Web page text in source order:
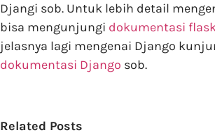
Djangi sob. Untuk lebih detail
bisa mengunjungi dokumentasi
jelasnya lagi mengenai Django
dokumentasi Django sob.
Related Posts